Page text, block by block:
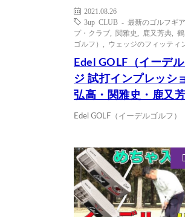
2021.08.26
3up CLUB - 最新のゴルフギ
プ・クラブ
関雅史 鹿又芳典
ゴルフ）
ウェッジのフィッティ
Edel GOLF（イーデ
ジ 試打インプレッシ
弘高・関雅史・鹿又
Edel GOLF（イーデルゴルフ）